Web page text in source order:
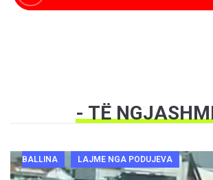
- TË
BALLINA LAJME NGA PODUJEVA